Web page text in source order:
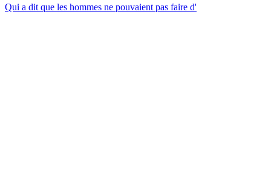
Qui a dit que les hommes ne pouvaient pas faire d'